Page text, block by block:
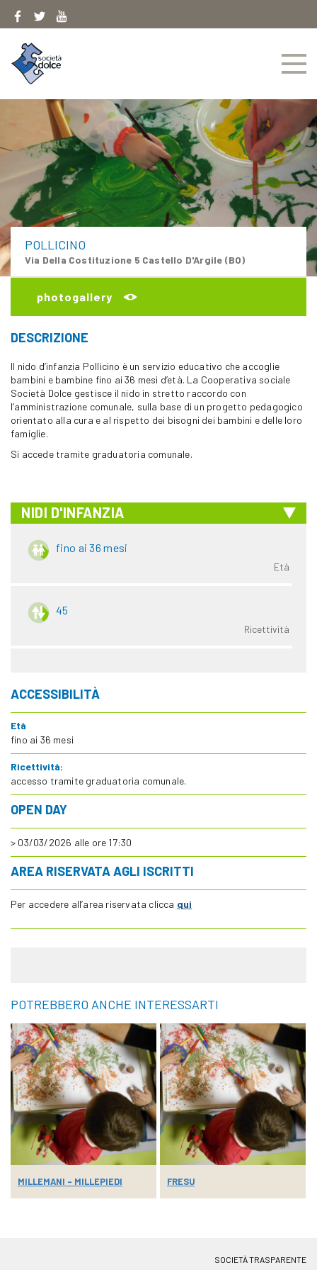
POLLICINO
Via Della Costituzione 5 Castello D'Argile (BO)
photogallery
DESCRIZIONE
Il nido d’infanzia Pollicino è un servizio educativo che accoglie
bambini e bambine fino ai 36 mesi d’età. La Cooperativa sociale
Società Dolce gestisce il nido in stretto raccordo con
l’amministrazione comunale, sulla base di un progetto pedagogico
orientato alla cura e al rispetto dei bisogni dei bambini e delle loro
famiglie.
Si accede tramite graduatoria comunale.
NIDI D'INFANZIA
fino ai 36 mesi
Età
45
Ricettività
ACCESSIBILITÀ
Età
fino ai 36 mesi
Ricettività:
accesso tramite graduatoria comunale.
OPEN DAY
> 03/03/2026 alle ore 17:30
AREA RISERVATA AGLI ISCRITTI
Per accedere all’area riservata clicca qui
POTREBBERO ANCHE INTERESSARTI
MILLEMANI – MILLEPIEDI FRESU
SOCIETÀ TRASPARENTE